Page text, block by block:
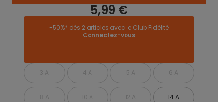
5,99 €
-50%* dès 2 articles avec le Club Fidélité
Connectez-vous
3 A 4 A 5 A 6 A
8 A 10 A 12 A
14 A